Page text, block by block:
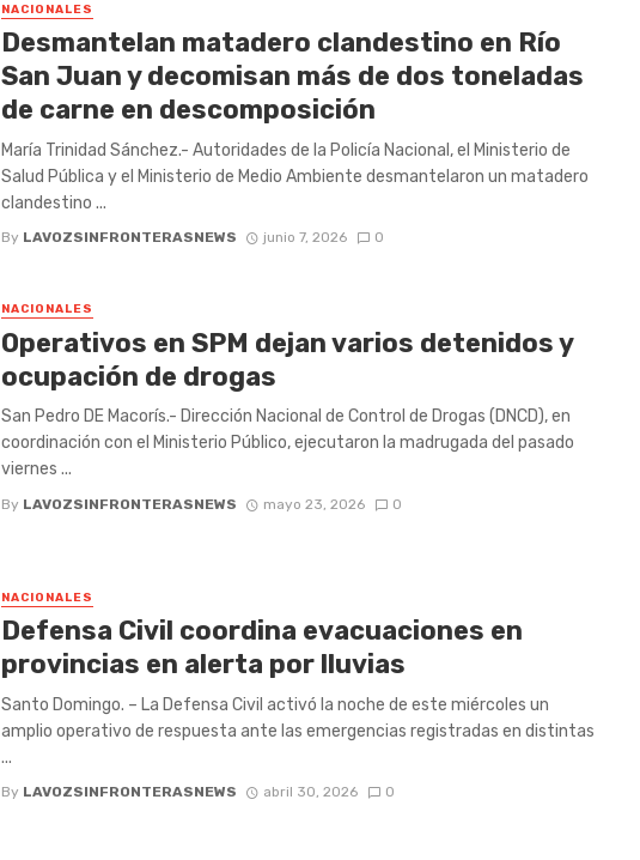
NACIONALES
Desmantelan matadero clandestino en Río
San Juan y decomisan más de dos toneladas
de carne en descomposición
María Trinidad Sánchez.- Autoridades de la Policía Nacional, el Ministerio de
Salud Pública y el Ministerio de Medio Ambiente desmantelaron un matadero
clandestino ...
By LAVOZSINFRONTERASNEWS junio 7, 2026 0
NACIONALES
Operativos en SPM dejan varios detenidos y
ocupación de drogas
San Pedro DE Macorís.- Dirección Nacional de Control de Drogas (DNCD), en
coordinación con el Ministerio Público, ejecutaron la madrugada del pasado
viernes ...
By LAVOZSINFRONTERASNEWS mayo 23, 2026 0
NACIONALES
Defensa Civil coordina evacuaciones en
provincias en alerta por lluvias
Santo Domingo. – La Defensa Civil activó la noche de este miércoles un
amplio operativo de respuesta ante las emergencias registradas en distintas
...
By LAVOZSINFRONTERASNEWS abril 30, 2026 0